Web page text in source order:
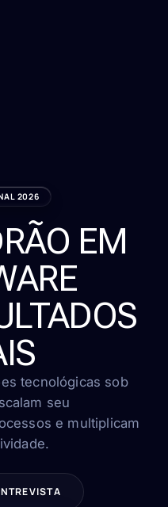
2026
EM
tecnológicas sob
seu
e multiplicam